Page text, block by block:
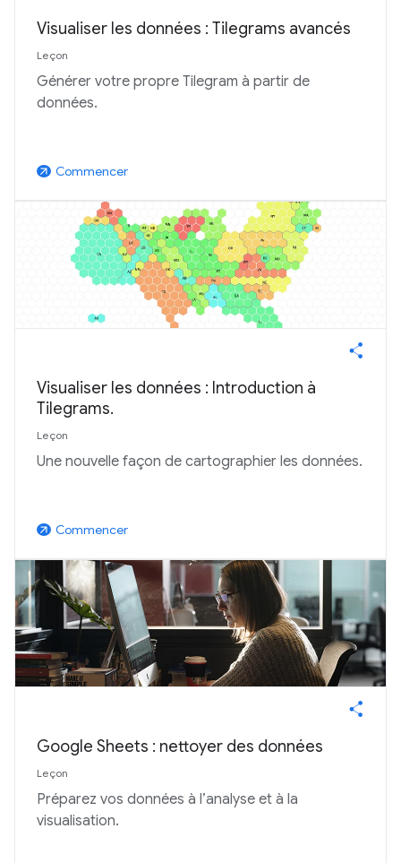
Visualiser les données : Tilegrams avancés
Leçon
Générer votre propre Tilegram à partir de
données.
arrow_outward Commencer
Visualiser les données : Introduction à
Tilegrams.
Leçon
Une nouvelle façon de cartographier les données.
arrow_outward Commencer
Google Sheets : nettoyer des données
Leçon
Préparez vos données à l’analyse et à la
visualisation.